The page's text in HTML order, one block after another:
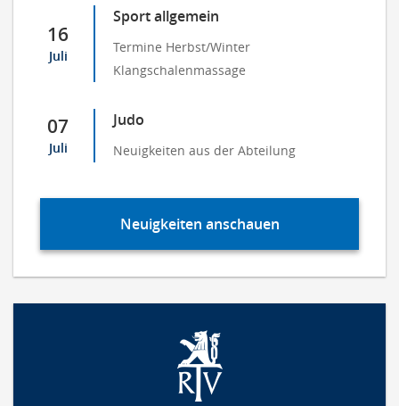
16
Juli
Sport allgemein
Termine Herbst/Winter
Klangschalenmassage
07
Juli
Judo
Neuigkeiten aus der Abteilung
Neuigkeiten anschauen